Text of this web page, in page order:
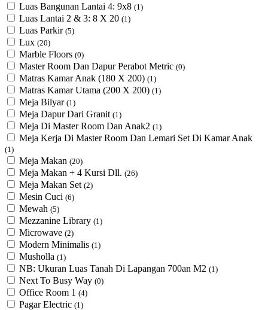
Luas Bangunan Lantai 4: 9x8 (1)
Luas Lantai 2 & 3: 8 X 20 (1)
Luas Parkir (5)
Lux (20)
Marble Floors (0)
Master Room Dan Dapur Perabot Metric (0)
Matras Kamar Anak (180 X 200) (1)
Matras Kamar Utama (200 X 200) (1)
Meja Bilyar (1)
Meja Dapur Dari Granit (1)
Meja Di Master Room Dan Anak2 (1)
Meja Kerja Di Master Room Dan Lemari Set Di Kamar Anak
(1)
Meja Makan (20)
Meja Makan + 4 Kursi Dll. (26)
Meja Makan Set (2)
Mesin Cuci (6)
Mewah (5)
Mezzanine Library (1)
Microwave (2)
Modern Minimalis (1)
Musholla (1)
NB: Ukuran Luas Tanah Di Lapangan 700an M2 (1)
Next To Busy Way (0)
Office Room 1 (4)
Pagar Electric (1)